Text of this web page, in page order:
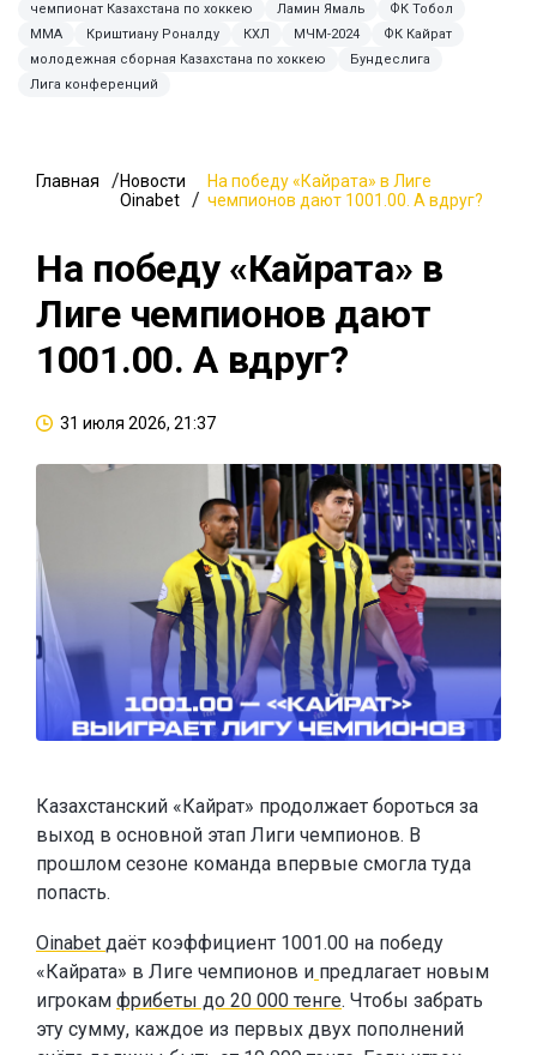
чемпионат Казахстана по хоккею
Ламин Ямаль
ФК Тобол
MMA
Криштиану Роналду КХЛ МЧМ-2024
ФК Кайрат
молодежная сборная Казахстана по хоккею
Бундеслига
Лига конференций
Главная
Новости
Oinabet
На победу «Кайрата» в Лиге
чемпионов дают 1001.00. А вдруг?
На победу «Кайрата» в
Лиге чемпионов дают
1001.00. А вдруг?
31 июля 2026, 21:37
Казахстанский «Кайрат» продолжает бороться за
выход в основной этап Лиги чемпионов. В
прошлом сезоне команда впервые смогла туда
попасть.
Oinabet даёт коэффициент 1001.00 на победу
«Кайрата» в Лиге чемпионов и предлагает новым
игрокам фрибеты до 20 000 тенге. Чтобы забрать
эту сумму, каждое из первых двух пополнений